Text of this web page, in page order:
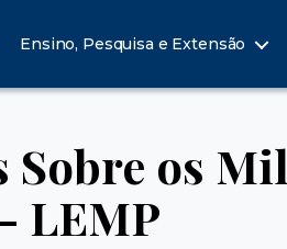
Ensino, Pesquisa e Extensão
os
LEMP